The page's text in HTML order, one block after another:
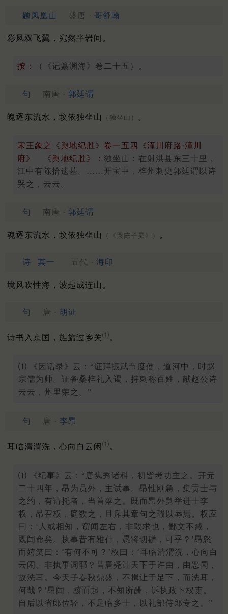
题凤凰山 盛唐 · 哥舒翰
彩凤双飞翼，宛然半岩间。
按： （《记纂渊海》卷二十五）。
句 南唐 · 郭廷谓
魄逐东流水，坟依独坐山 （独坐山） 。
宋王象之《舆地纪胜》卷一五四《潼川府路·潼川
府》 《舆地纪胜》： 独坐山：在射洪县东三十里，
江中有陈拾遗墓。……开宝中，梓州刺史郭廷谓以诗
哭之，云云。
句 南唐 · 郭廷谓
魂逐东流水，坟依独坐山 （《哭陈子昴》） 。
诗 其一 五代 · 海印
境风吹性海，波起成连山。
句 唐 · 胡证
诗书入京国，旌旆过乡关⑴ 。
⑴ 《因话录》云：“证拜振武节度使，道河中，时赵
宗儒为帅。证备桑梓礼入谒，持刺称百姓，献赵公诗
云云，州里荣之。”
句 唐 · 李昂
耳临清渭洗，心向白云闲 ⑴ 。
⑴ 《纪事》云：“唐隽秀诸科，初皆考功主之。开元
二十四年，昂为员外，主试事。昂性刚急，集贡士与
之约，有请托者，当首落之。既而昂外舅举进士李
权，昂召权，庭数之，且斥其章句之瑕以辱焉。权应
曰：‘人或相知，窃闻左右，非敢求也，鄙文不臧，
既闻命矣。执事昔有雅什，愚将切磋，可乎？’昂怒
而嬉笑曰：‘有何不可？’权曰：‘耳临清渭洗，心向白
云闲。非执事词耶？昔唐尧让天下于许由，由恶闻，
故洗耳。今天子春秋鼎盛，不揖让于足下，而洗耳，
何哉？’昂闻，骇而起，不知所酬，诉执政下权吏。
自后以省郎位轻，不足临多士，以礼部侍郎专之。”